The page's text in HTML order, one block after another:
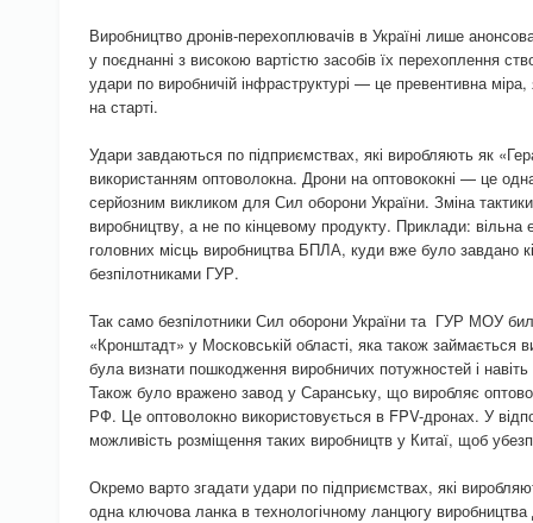
Виробництво дронів-перехоплювачів в Україні лише
у поєднанні з високою вартістю засобів їх перехоплення
удари по виробничій інфраструктурі — це превентивна
на старті.
Удари завдаються по підприємствах, які виробляють як
використанням оптоволокна. Дрони на оптовококні — це
серйозним викликом для Сил оборони України. Зміна
виробництву, а не по кінцевому продукту. Приклади:
головних місць виробництва БПЛА, куди вже було завдано
безпілотниками ГУР.
Так само безпілотники Сил оборони України та ГУР МОУ
«Кронштадт» у Московській області, яка також
була визнати пошкодження виробничих потужностей і
Також було вражено завод у Саранську, що виробляє
РФ. Це оптоволокно використовується в FPV-дронах. У
можливість розміщення таких виробництв у Китаї, щоб
Окремо варто згадати удари по підприємствах, які
одна ключова ланка в технологічному ланцюгу